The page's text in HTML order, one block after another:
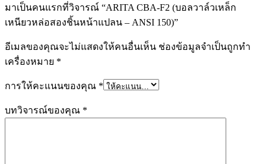
มาเป็นคนแรกที่วิจารณ์ “ARITA CBA-F2 (บอลวาล์วเหล็ก
เหนียวหล่อสองชิ้นหน้าแปลน – ANSI 150)”
อีเมลของคุณจะไม่แสดงให้คนอื่นเห็น ช่องข้อมูลจำเป็นถูกทำ
เครื่องหมาย *
การให้คะแนนของคุณ *
บทวิจารณ์ของคุณ *